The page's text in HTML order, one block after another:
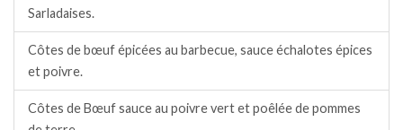
Sarladaises.
Côtes de bœuf épicées au barbecue, sauce échalotes épices
et poivre.
Côtes de Bœuf sauce au poivre vert et poêlée de pommes